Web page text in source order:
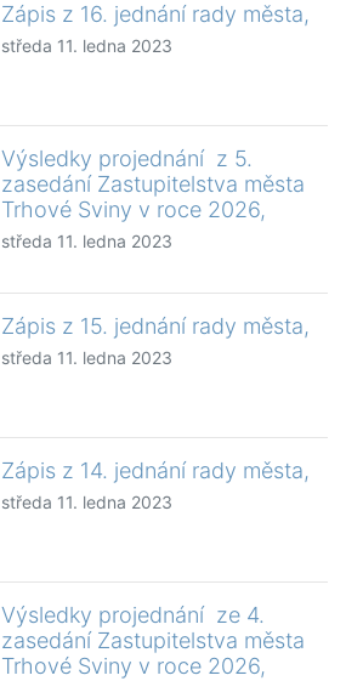
Zápis z 16. jednání rady města,
středa 11. ledna 2023
Výsledky projednání z 5.
zasedání Zastupitelstva města
Trhové Sviny v roce 2026,
středa 11. ledna 2023
Zápis z 15. jednání rady města,
středa 11. ledna 2023
Zápis z 14. jednání rady města,
středa 11. ledna 2023
Výsledky projednání ze 4.
zasedání Zastupitelstva města
Trhové Sviny v roce 2026,